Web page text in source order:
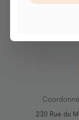
230 Rue du